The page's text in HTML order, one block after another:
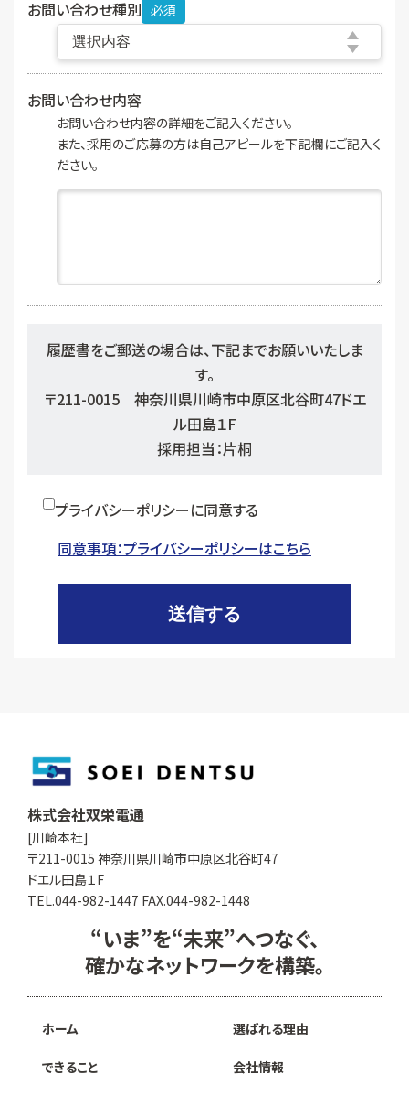
お問い合わせ種別 必須
お問い合わせ内容
お問い合わせ内容の詳細をご記入ください。
また、採用のご応募の方は自己アピールを下記欄にご記入く
ださい。
履歴書をご郵送の場合は、下記までお願いいたしま
す。
〒211-0015 神奈川県川崎市中原区北谷町47ドエ
ル田島１F
採用担当：片桐
プライバシーポリシーに同意する
同意事項：プライバシーポリシーはこちら
株式会社双栄電通
[川崎本社]
〒211-0015 神奈川県川崎市中原区北谷町47
ドエル田島１F
TEL.044-982-1447 FAX.044-982-1448
“いま”を“未来”へつなぐ、
確かなネットワークを構築。
ホーム 選ばれる理由
できること 会社情報